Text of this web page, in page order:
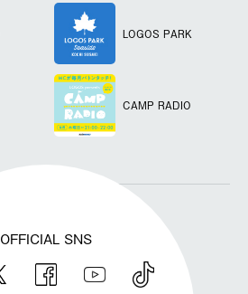
LOGOS PARK
CAMP RADIO
OFFICIAL SNS